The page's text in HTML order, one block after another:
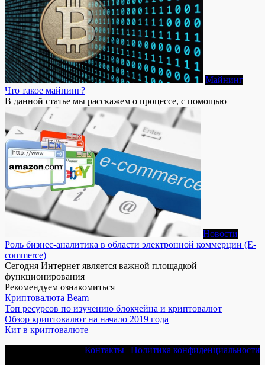
Майнинг
Что такое майнинг?
В данной статье мы расскажем о процессе, с помощью
Новости
Роль бизнес-аналитика в области электронной коммерции (E-
commerce)
Сегодня Интернет является важной площадкой
функционирования
Рекомендуем ознакомиться
Криптовалюта Beam
Топ ресурсов по изучению блокчейна и криптовалют
Обзор криптовалют на начало 2019 года
Кит в криптовалюте
Контакты
Политика конфиденциальности